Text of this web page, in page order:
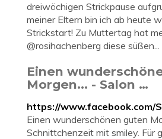
dreiwöchigen Strickpause
meiner Eltern bin ich ab heute
Strickstart! Zu Muttertag hat
@rosihachenberg diese süßen...
Einen
Morgen... - Salon …
https://www.facebook.com/
Einen wunderschönen guten
Schnittchenzeit mit smiley. Für